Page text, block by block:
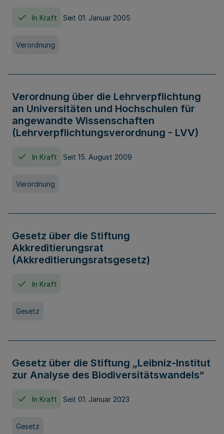
In Kraft Seit 01. Januar 2005
Verordnung
Verordnung über die Lehrverpflichtung
an Universitäten und Hochschulen für
angewandte Wissenschaften
(Lehrverpflichtungsverordnung - LVV)
In Kraft Seit 15. August 2009
Verordnung
Gesetz über die Stiftung
Akkreditierungsrat
(Akkreditierungsratsgesetz)
In Kraft
Gesetz
Gesetz über die Stiftung „Leibniz-Institut
zur Analyse des Biodiversitätswandels“
In Kraft Seit 01. Januar 2023
Gesetz